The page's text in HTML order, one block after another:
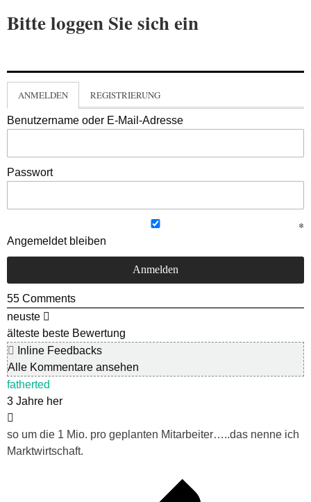
Bitte loggen Sie sich ein
ANMELDEN REGISTRIERUNG
Benutzername oder E-Mail-Adresse
Passwort
Angemeldet bleiben
55 Comments
neuste
älteste beste Bewertung
Inline Feedbacks
Alle Kommentare ansehen
fatherted
3 Jahre her
so um die 1 Mio. pro geplanten Mitarbeiter…..das nenne ich
Marktwirtschaft.